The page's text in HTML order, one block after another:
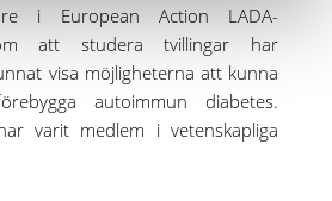
i European Action LADA-
att studera tvillingar har
visa möjligheterna att kunna
autoimmun diabetes.
varit medlem i vetenskapliga